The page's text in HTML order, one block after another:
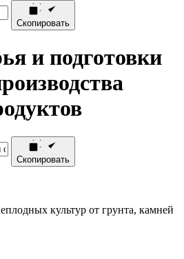
Скопировать
и подготовки
Скопировать
культур от грунта, камней